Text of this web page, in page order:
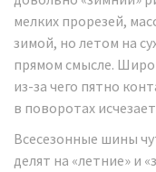
мелких прорезей,
зимой, но летом на
прямом смысле.
из-за чего пятно
в поворотах
Всесезонные шины
делят на «летние» и